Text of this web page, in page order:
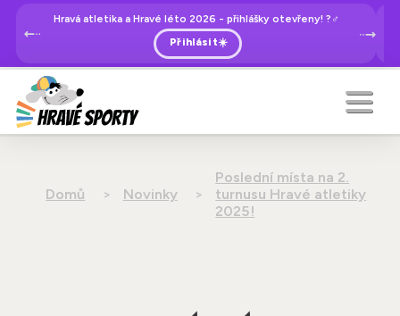
Hravá atletika a Hravé léto 2026 - přihlášky otevřeny! ?‍♂️
Přihlásit☀️
Domů Novinky
Poslední místa na 2.
turnusu Hravé atletiky
2025!